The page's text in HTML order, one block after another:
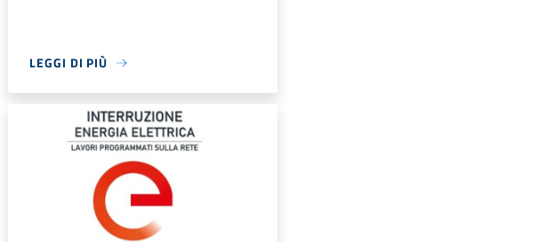
LEGGI DI PIÙ